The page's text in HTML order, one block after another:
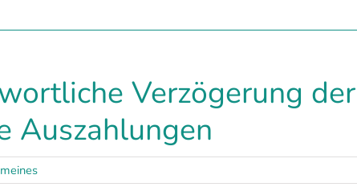
Verzögerung
Auszahlungen